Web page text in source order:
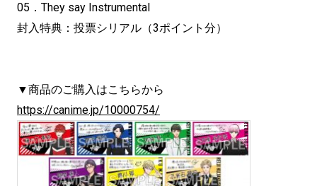
05．They say Instrumental
封入特典：投票シリアル（3ポイント分）
▼商品のご購入はこちらから
https://canime.jp/10000754/